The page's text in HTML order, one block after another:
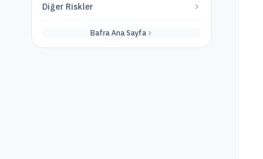
Diğer Riskler
BafraAna Sayfa